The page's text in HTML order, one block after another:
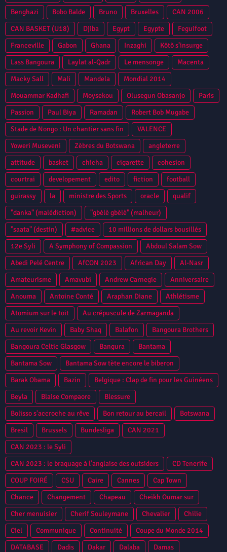
Benghazi
Bobo Balde Bruno Bruxelles
CAN 2006
CAN BASKET (U18)
Djiba Egypt Egypte
Feguifoot
Franceville
Gabon Ghana Inzaghi
Kötõ s’insurge
Lass Bangoura
Laylat al-Qadr Le mensonge
Macenta
Macky Sall
Mali Mandela
Mondial 2014
Mouammar Kadhafi
Moysekou Olusegun Obasanjo
Paris
Passion
Paul Biya Ramadan
Robert Bob Mugabe
Stade de Nongo : Un chantier sans fin
VALENCE
Yoweri Museveni
Zèbres du Botswana
angleterre
attitude
basket chicha cigarette
cohesion
courtrai
developement edito fiction
football
guirassy
la ministre des Sports oracle
qualif
"danka" (malédiction)
"gbèlè gbèlè" (malheur)
"saata" (destin)
#advice
10 millions de dollars bousillés
12e Syli
A Symphony of Compassion
Abdoul Salam Sow
Abedi Pelé Centre
AfCON 2023 African Day
Al-Nasr
Amateurisme
Amavubi Andrew Carnegie
Anniversaire
Anouma
Antoine Conté Araphan Diane
Athlétisme
Atomium sur le toit
Au crépuscule de Zarmaganda
Au revoir Kevin
Baby Shaq Balafon
Bangoura Brothers
Bangoura Celtic Glasgow
Bangura
Bantama
Bantama Sow
Bantama Sow tète encore le biberon
Barak Obama
Bazin
Belgique : Clap de fin pour les Guinéens
Beyla
Blaise Compaore
Blessure
Bolisso s'accroche au rêve
Bon retour au bercail
Botswana
Bresil
Brussels Bundesliga
CAN 2021
CAN 2023 : le Syli
CAN 2023 : le braquage à l’anglaise des outsiders
CD Tenerife
COUP FOIRÉ
CSU Caire Cannes
Cap Town
Chance
Changement Chapeau
Cheikh Oumar sur
Cher menuisier
Cherif Souleymane Chevalier
Chilie
Ciel
Communique Continuité
Coupe du Monde 2014
DATABASE
Dadis Dakar Dalaba
Damas